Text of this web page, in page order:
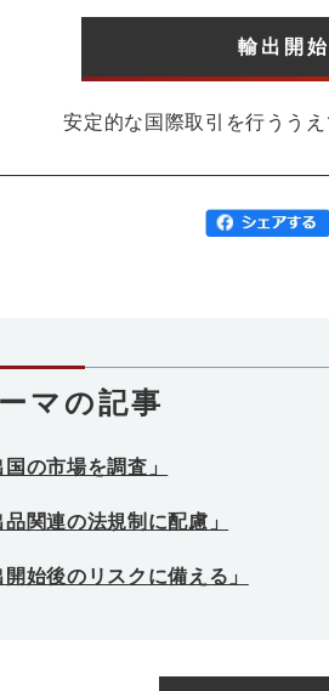
輸出開
安定的な国際取引を行うう
マの記事
の市場を調査」
関連の法規制に配慮」
始後のリスクに備える」